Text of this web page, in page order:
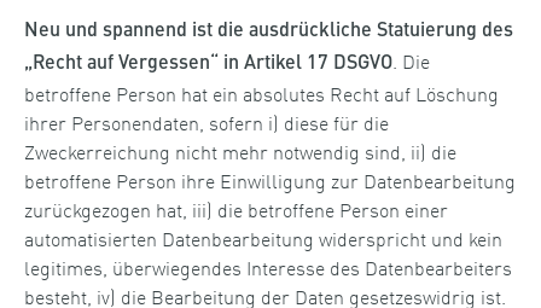
Neu und spannend ist die ausdrückliche Statuierung des
„Recht auf Vergessen“ in Artikel 17 DSGVO. Die
betroffene Person hat ein absolutes Recht auf Löschung
ihrer Personendaten, sofern i) diese für die
Zweckerreichung nicht mehr notwendig sind, ii) die
betroffene Person ihre Einwilligung zur Datenbearbeitung
zurückgezogen hat, iii) die betroffene Person einer
automatisierten Datenbearbeitung widerspricht und kein
legitimes, überwiegendes Interesse des Datenbearbeiters
besteht, iv) die Bearbeitung der Daten gesetzeswidrig ist.